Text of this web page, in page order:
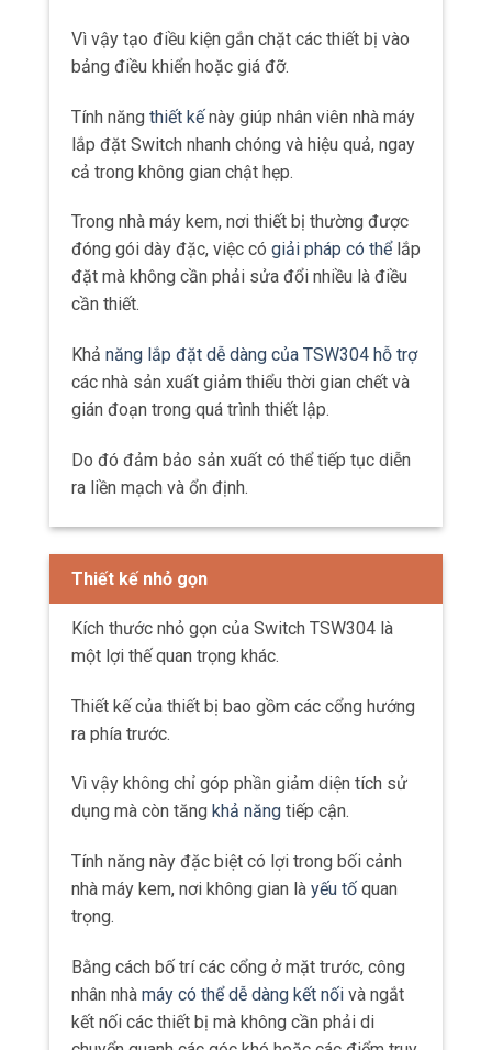
Vì vậy tạo điều kiện gắn chặt các thiết bị vào
bảng điều khiển hoặc giá đỡ.
Tính năng thiết kếnày giúp nhân viên nhà máy
lắp đặt Switch nhanh chóng và hiệu quả, ngay
cả trong không gian chật hẹp.
Trong nhà máy kem, nơi thiết bị thường được
đóng gói dày đặc, việc có giải pháp có thểlắp
đặt mà không cần phải sửa đổi nhiều là điều
cần thiết.
Khả năng lắp đặt dễ dàng của TSW304 hỗ trợ
các nhà sản xuất giảm thiểu thời gian chết và
gián đoạn trong quá trình thiết lập.
Do đó đảm bảo sản xuất có thể tiếp tục diễn
ra liền mạch và ổn định.
Thiết kế nhỏ gọn
Kích thước nhỏ gọn của Switch TSW304 là
một lợi thế quan trọng khác.
Thiết kế của thiết bị bao gồm các cổng hướng
ra phía trước.
Vì vậy không chỉ góp phần giảm diện tích sử
dụng mà còn tăng khả năng tiếp cận.
Tính năng này đặc biệt có lợi trong bối cảnh
nhà máy kem, nơi không gian là yếu tố quan
trọng.
Bằng cách bố trí các cổng ở mặt trước, công
nhân nhà máy có thể dễ dàng kết nối và ngắt
kết nối các thiết bị mà không cần phải di